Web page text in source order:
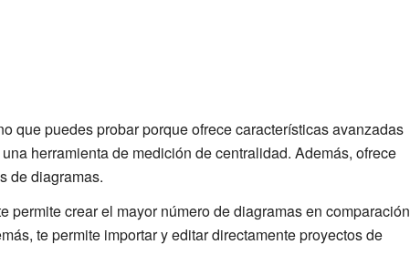
que puedes probar porque ofrece características avanzadas
herramienta de medición de centralidad. Además, ofrece
de diagramas.
permite crear el mayor número de diagramas en comparación
te permite importar y editar directamente proyectos de